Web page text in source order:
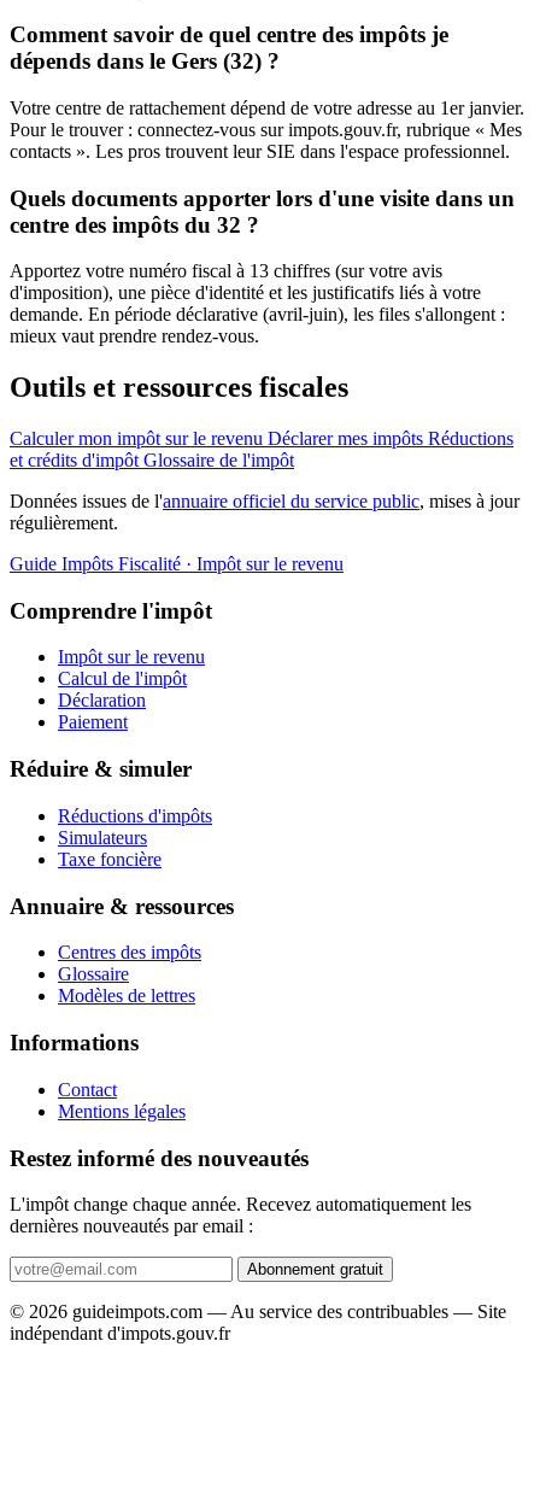
Comment savoir de quel centre des impôts je
dépends dans le Gers (32) ?
Votre centre de rattachement dépend de votre adresse au 1er janvier.
Pour le trouver : connectez-vous sur impots.gouv.fr, rubrique « Mes
contacts ». Les pros trouvent leur SIE dans l'espace professionnel.
Quels documents apporter lors d'une visite dans un
centre des impôts du 32 ?
Apportez votre numéro fiscal à 13 chiffres (sur votre avis
d'imposition), une pièce d'identité et les justificatifs liés à votre
demande. En période déclarative (avril-juin), les files s'allongent :
mieux vaut prendre rendez-vous.
Outils et ressources fiscales
Calculer mon impôt sur le revenu Déclarer mes impôts Réductions
et crédits d'impôt Glossaire de l'impôt
Données issues de l'annuaire officiel du service public, mises à jour
régulièrement.
Guide Impôts Fiscalité · Impôt sur le revenu
Comprendre l'impôt
Impôt sur le revenu
Calcul de l'impôt
Déclaration
Paiement
Réduire & simuler
Réductions d'impôts
Simulateurs
Taxe foncière
Annuaire & ressources
Centres des impôts
Glossaire
Modèles de lettres
Informations
Contact
Mentions légales
Restez informé des nouveautés
L'impôt change chaque année. Recevez automatiquement les
dernières nouveautés par email :
Abonnement gratuit
© 2026 guideimpots.com — Au service des contribuables — Site
indépendant d'impots.gouv.fr